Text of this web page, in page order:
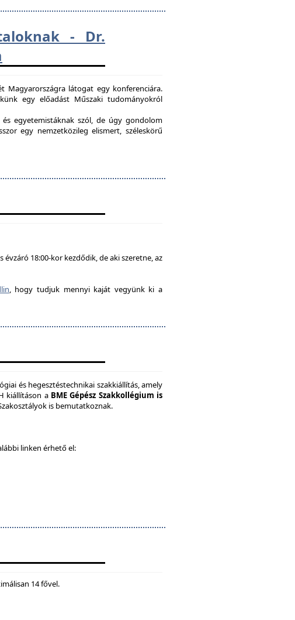
- Dr.
Magyarországra látogat egy konferenciára.
egy előadást Műszaki tudományokról
és egyetemistáknak szól, de úgy gondolom
egy nemzetközileg elismert, széleskörű
18:00-kor kezdődik, de aki szeretne, az
, hogy tudjuk mennyi kaját vegyünk ki a
és hegesztéstechnikai szakkiállítás, amely
kiállításon a BME Gépész Szakkollégium is
is bemutatkoznak.
linken érhető el:
14 fővel.